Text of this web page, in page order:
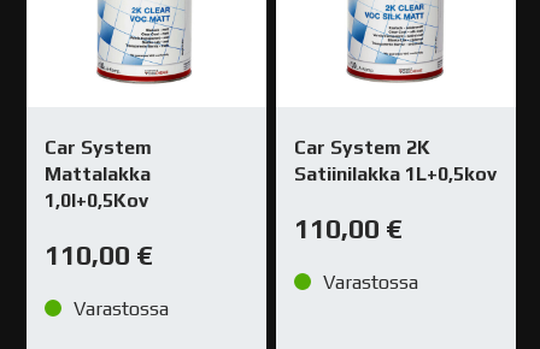
Car System
Mattalakka
1,0l+0,5Kov
110,00 €
Varastossa
Car System 2K
Satiinilakka 1L+0,5kov
110,00 €
Varastossa